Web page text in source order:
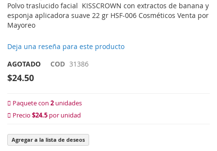
Polvo traslucido facial KISSCROWN con extractos de banana y
esponja aplicadora suave 22 gr HSF-006 Cosméticos Venta por
Mayoreo
Deja una reseña para este producto
AGOTADO
COD 31386
$24.50
Paquete con 2 unidades
Precio $24.5 por unidad
Agregar a la lista de deseos